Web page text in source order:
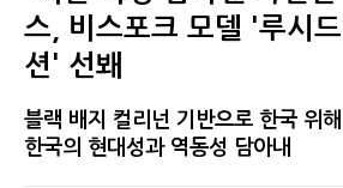
스, 비스포크 모델 '루시
션' 선봬
블랙 배지 컬리넌 기반으로 한국 위해
한국의 현대성과 역동성 담아내